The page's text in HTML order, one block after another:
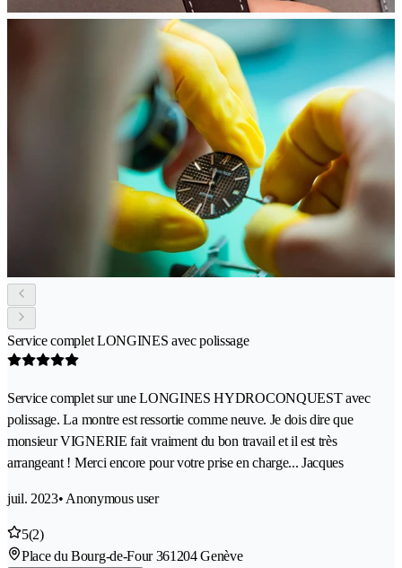
Service complet LONGINES avec polissage
Service complet sur une LONGINES HYDROCONQUEST avec
polissage. La montre est ressortie comme neuve. Je dois dire que
monsieur VIGNERIE fait vraiment du bon travail et il est très
arrangeant ! Merci encore pour votre prise en charge... Jacques
juil. 2023• Anonymous user
5(2)
Place du Bourg-de-Four 361204 Genève